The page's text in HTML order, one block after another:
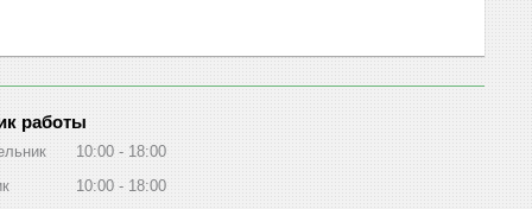
работы
10:00
18:00
10:00
18:00